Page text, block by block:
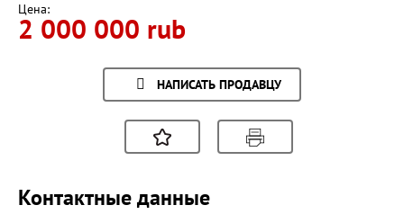
Цена:
2 000 000 rub
НАПИСАТЬ ПРОДАВЦУ
Контактные данные